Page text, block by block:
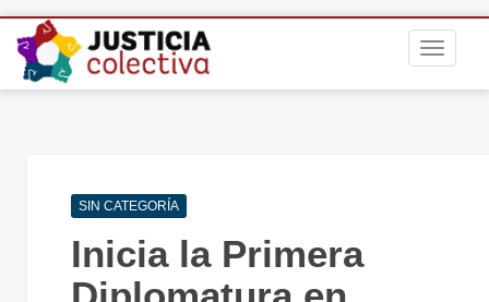
SIN CATEGORÍA
Inicia la Primera
Navegación
entradas